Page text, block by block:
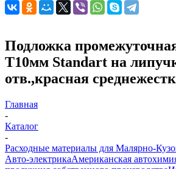
Подложка
Т10мм Standart на
отв.,красная среднежестк
Главная
-
Каталог
-
Расходные материалы для Малярно-
Авто-электрикаАмериканская